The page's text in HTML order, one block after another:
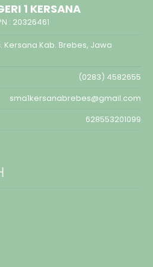
1 KERSANA
: 20326461
Kersana Kab. Brebes, Jawa
(0283) 4582655
sma1kersanabrebes@gmail.com
628553201099